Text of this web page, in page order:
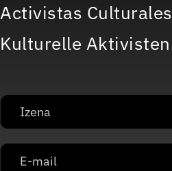
Activistas Culturales
Kulturelle Aktivisten